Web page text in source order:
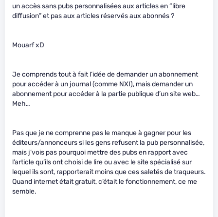
un accès sans pubs personnalisées aux articles en “libre
diffusion” et pas aux articles réservés aux abonnés ?
Mouarf xD
Je comprends tout à fait l’idée de demander un abonnement
pour accéder à un journal (comme NXI), mais demander un
abonnement pour accéder à la partie publique d’un site web…
Meh…
Pas que je ne comprenne pas le manque à gagner pour les
éditeurs/annonceurs si les gens refusent la pub personnalisée,
mais j’vois pas pourquoi mettre des pubs en rapport avec
l’article qu’ils ont choisi de lire ou avec le site spécialisé sur
lequel ils sont, rapporterait moins que ces saletés de traqueurs.
Quand internet était gratuit, c’était le fonctionnement, ce me
semble.